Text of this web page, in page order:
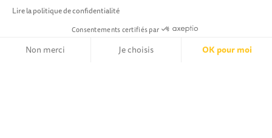
Lire la politique de confidentialité
Consentements certifiés par
Non merci Je choisis OK pour moi